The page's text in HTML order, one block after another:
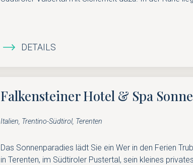
DETAILS
Falkensteiner Hotel & Spa
Italien, Trentino-Südtirol, Terenten
Das Sonnenparadies lädt Sie ein Wer in den Ferien
in Terenten, im Südtiroler Pustertal, sein kleines